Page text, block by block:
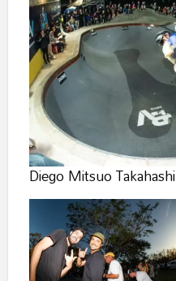
Diego Mitsuo Takahashi